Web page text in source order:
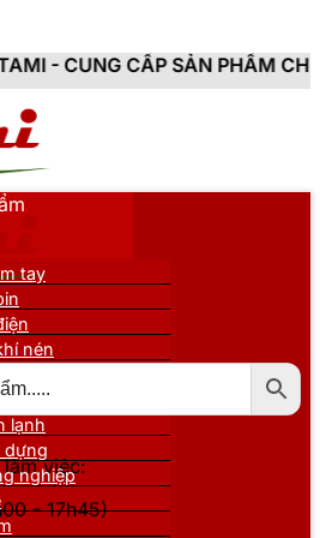
CHÍNH HÃNG, MỚI
việc:
- 17h45)
tay
nén
đỡ
lạnh
dựng
nghiệp